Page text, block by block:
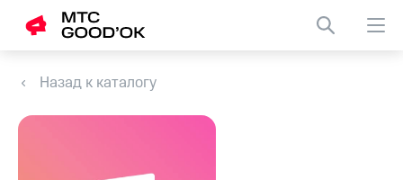
Назад к каталогу